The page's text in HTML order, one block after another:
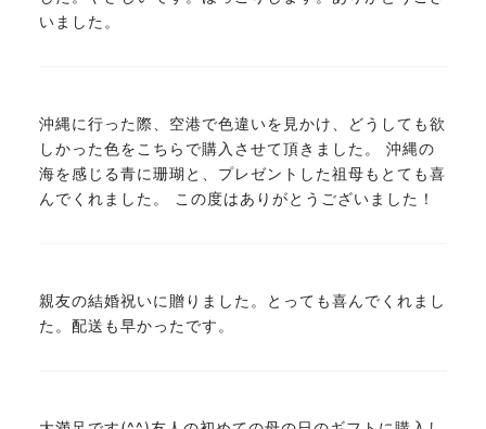
いました。
沖縄に行った際、空港で色違いを見かけ、どうしても欲
しかった色をこちらで購入させて頂きました。 沖縄の
海を感じる青に珊瑚と、プレゼントした祖母もとても喜
んでくれました。 この度はありがとうございました！
親友の結婚祝いに贈りました。とっても喜んでくれまし
た。配送も早かったです。